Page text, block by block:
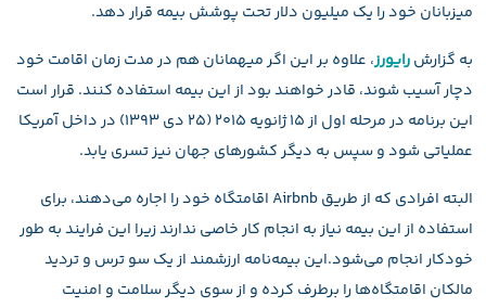
میزبانان خود را یک میلیون دلار تحت پوشش بیمه قرار دهد.
به گزارشرایورز، علاوه بر این اگر میهمانان هم در مدت زمان اقامت خود
دچار آسیب شوند، قادر خواهند بود از این بیمه استفاده کنند. قرار است
این برنامه در مرحله اول از ۱۵ ژانویه ۲۰۱۵ (۲۵ دی ۱۳۹۳) در داخل آمریکا
عملیاتی شود و سپس به دیگر کشورهای جهان نیز تسری یابد.
البته افرادی که از طریق Airbnb اقامتگاه خود را اجاره می‌دهند، برای
استفاده از این بیمه نیاز به انجام کار خاصی ندارند زیرا این فرایند به طور
خودکار انجام می‌شود.این بیمه‌نامه ارزشمند از یک سو ترس و تردید
مالکان اقامتگاه‌ها را برطرف کرده و از سوی دیگر سلامت و امنیت